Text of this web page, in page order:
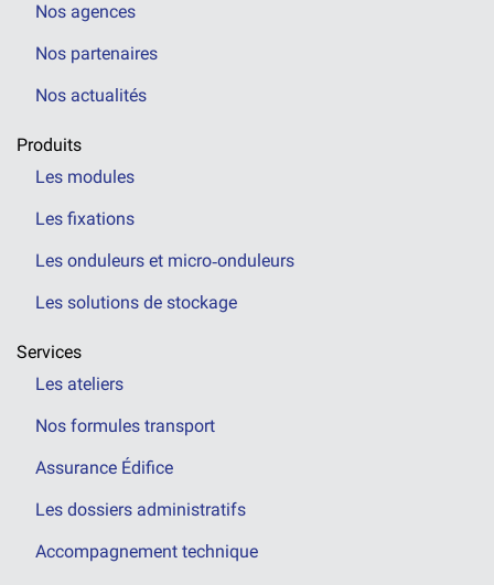
Nos agences
Nos partenaires
Nos actualités
Produits
Les modules
Les fixations
Les onduleurs et micro‑onduleurs
Les solutions de stockage
Services
Les ateliers
Nos formules transport
Assurance Édifice
Les dossiers administratifs
Accompagnement technique